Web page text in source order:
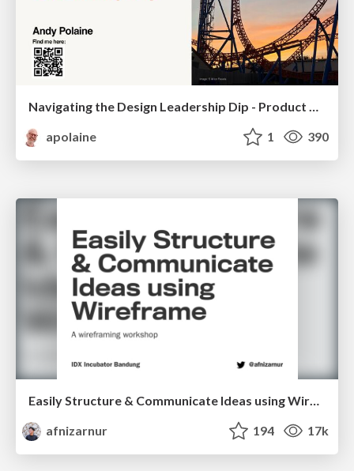
apolaine
1 390
Easily Structure & Communicate Ideas using Wireframe
afnizarnur
194 17k